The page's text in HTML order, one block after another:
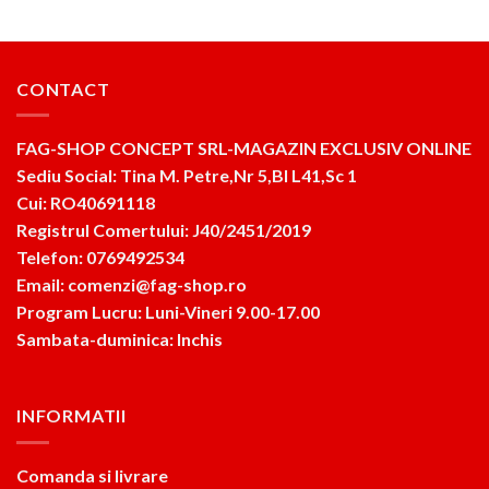
CONTACT
FAG-SHOP CONCEPT SRL-MAGAZIN EXCLUSIV ONLINE
Sediu Social: Tina M. Petre,Nr 5,Bl L41,Sc 1
Cui: RO40691118
Registrul Comertului: J40/2451/2019
Telefon: 0769492534
Email: comenzi@fag-shop.ro
Program Lucru: Luni-Vineri 9.00-17.00
Sambata-duminica: Inchis
INFORMATII
Comanda si livrare